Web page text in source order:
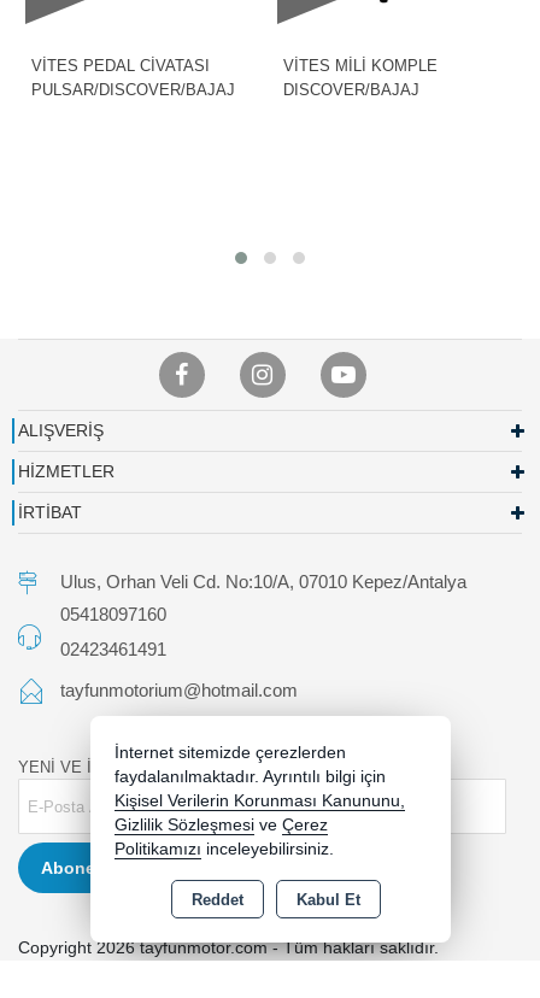
VİTES PEDAL CİVATASI
PULSAR/DISCOVER/BAJAJ
VİTES MİLİ KOMPLE
DISCOVER/BAJAJ
ALIŞVERİŞ
HİZMETLER
İRTİBAT
Ulus, Orhan Veli Cd. No:10/A, 07010 Kepez/Antalya
05418097160
02423461491
tayfunmotorium@hotmail.com
YENİ VE İNDİRİMLİ ÜRÜNLERDEN HABERDAR OLUN !
Abone Ol
Copyright 2026 tayfunmotor.com - Tüm hakları saklıdır.
İnternet sitemizde çerezlerden
faydalanılmaktadır. Ayrıntılı bilgi için
Kişisel Verilerin Korunması Kanununu,
Gizlilik Sözleşmesi ve Çerez
Politikamızı inceleyebilirsiniz.
Reddet Kabul Et